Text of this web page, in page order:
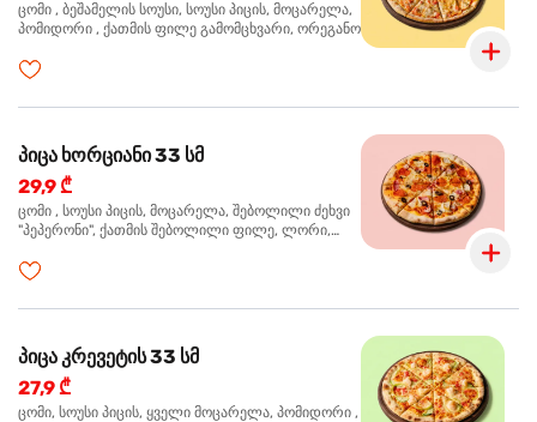
ცომი , ბეშამელის სოუსი, სოუსი პიცის, მოცარელა,
პომიდორი , ქათმის ფილე გამომცხვარი, ორეგანო
პიცა ხორციანი 33 სმ
29,9 ₾
ცომი , სოუსი პიცის, მოცარელა, შებოლილი ძეხვი
"პეპერონი", ქათმის შებოლილი ფილე, ლორი,
პიცა კრევეტის 33 სმ
27,9 ₾
ცომი, სოუსი პიცის, ყველი მოცარელა, პომიდორი ,